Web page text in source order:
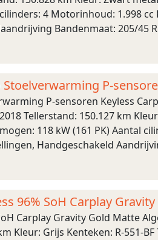
4 Motorinhoud: 1.998
Bandenmaat: 205/45
P-
P-sensoren Keyless
Tellerstand: 150.127 km
118 kW (161 PK) Aantal
Handgeschakeld
96% SoH Carplay
Carplay Gravity Gold Matte
Kleur: Grijs Kenteken: R-551-